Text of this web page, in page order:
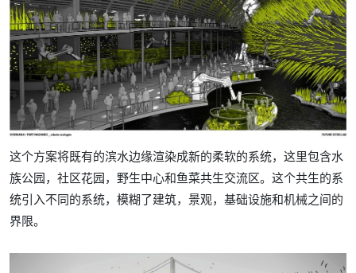
这个方案将既有的滨水边缘渲染成新的柔软的系统，这里包含水
族公园，社区花园，野生中心和鱼菜共生交流区。这个共生的系
统引入不同的系统，模糊了建筑，景观，基础设施和机械之间的
界限。